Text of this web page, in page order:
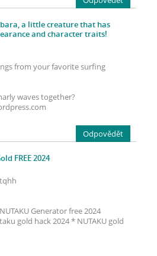
a little creature that has
and character traits!
from your favorite surfing
waves together?
Odpovědět
FREE 2024
Generator free 2024
gold hack 2024 * NUTAKU gold